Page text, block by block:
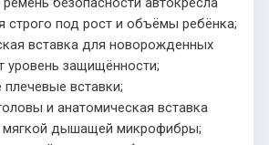
строго под рост и объёмы ребёнка;
вставка для новорожденных
уровень защищённости;
плечевые вставки;
и анатомическая вставка
мягкой дышащей микрофибры;